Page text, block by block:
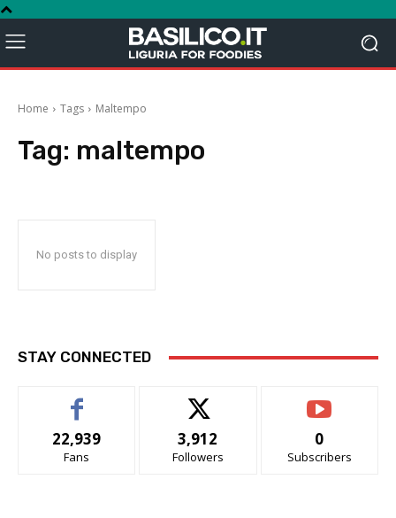
Home Tags Maltempo
Tag: maltempo
No posts to display
STAY CONNECTED
22,939
Fans
3,912
Followers
0
Subscribers